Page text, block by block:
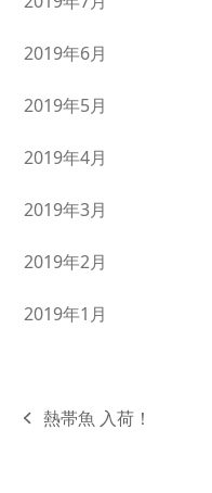
2019年6月
2019年5月
2019年4月
2019年3月
2019年2月
2019年1月
previous
熱帯魚 入荷！